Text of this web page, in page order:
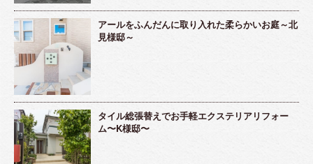
アールをふんだんに取り入れた柔らかいお庭～北
見様邸～
タイル総張替えでお手軽エクステリアリフォー
ム〜K様邸〜